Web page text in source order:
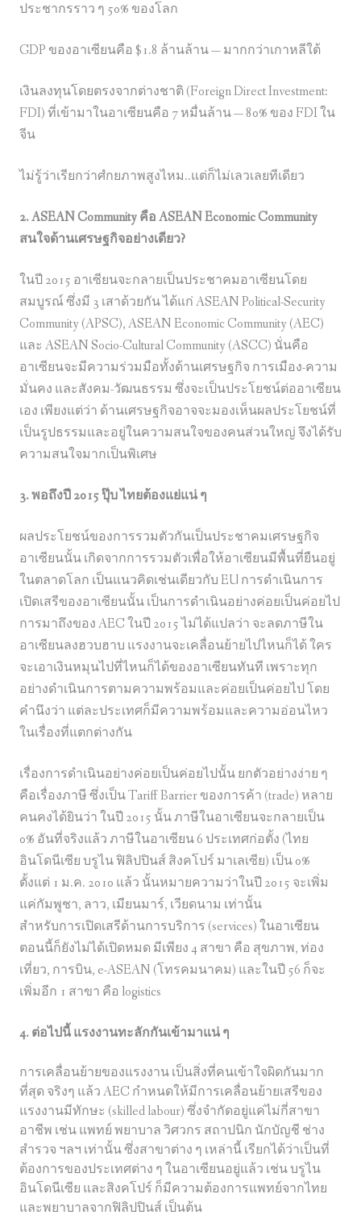
ประชากรราว ๆ 50% ของโลก
GDP ของอาเซียนคือ $1.8 ล้านล้าน — มากกว่าเกาหลีใต้
เงินลงทุนโดยตรงจากต่างชาติ (Foreign Direct Investment:
FDI) ที่เข้ามาในอาเซียนคือ 7 หมื่นล้าน — 80% ของ FDI ใน
จีน
ไม่รู้ว่าเรียกว่าศํกยภาพสูงไหม..แต่ก็ไม่เลวเลยทีเดียว
2. ASEAN Community คือ ASEAN Economic Community
สนใจด้านเศรษฐกิจอย่างเดียว?
ในปี 2015 อาเซียนจะกลายเป็นประชาคมอาเซียนโดย
สมบูรณ์ ซึ่งมี 3 เสาด้วยกัน ได้แก่ ASEAN Political-Security
Community (APSC), ASEAN Economic Community (AEC)
และ ASEAN Socio-Cultural Community (ASCC) นั่นคือ
อาเซียนจะมีความร่วมมือทั้งด้านเศรษฐกิจ การเมือง-ความ
มั่นคง และสังคม-วัฒนธรรม ซึ่งจะเป็นประโยชน์ต่ออาเซียน
เอง เพียงแต่ว่า ด้านเศรษฐกิจอาจจะมองเห็นผลประโยชน์ที่
เป็นรูปธรรมและอยู่ในความสนใจของคนส่วนใหญ่ จึงได้รับ
ความสนใจมากเป็นพิเศษ
3. พอถึงปี 2015 ปุ๊บ ไทยต้องแย่แน่ ๆ
ผลประโยชน์ของการรวมตัวกันเป็นประชาคมเศรษฐกิจ
อาเซียนนั้น เกิดจากการรวมตัวเพื่อให้อาเซียนมีพื้นที่ยืนอยู่
ในตลาดโลก เป็นแนวคิดเช่นเดียวกับ EU การดำเนินการ
เปิดเสรีของอาเซียนนั้นเป็นการดำเนินอย่างค่อยเป็นค่อยไป
การมาถึงของ AEC ในปี 2015 ไม่ได้แปลว่า จะลดภาษีใน
อาเซียนลงฮวบฮาบ แรงงานจะเคลื่อนย้ายไปไหนก็ได้ ใคร
จะเอาเงินหมุนไปที่ไหนก็ได้ของอาเซียนทันที เพราะทุก
อย่างดำเนินการตามความพร้อมและค่อยเป็นค่อยไป โดย
คำนึงว่า แต่ละประเทศก็มีความพร้อมและความอ่อนไหว
ในเรื่องที่แตกต่างกัน
เรื่องการดำเนินอย่างค่อยเป็นค่อยไปนั้น ยกตัวอย่างง่าย ๆ
คือเรื่องภาษี ซึ่งเป็น Tariff Barrier ของการค้า (trade) หลาย
คนคงได้ยินว่า ในปี 2015 นั้น ภาษีในอาเซียนจะกลายเป็น
0% อันที่จริงแล้ว ภาษีในอาเซียน 6 ประเทศก่อตั้ง (ไทย
อินโดนีเซีย บรูไน ฟิลิปปินส์ สิงคโปร์ มาเลเซีย) เป็น 0%
ตั้งแต่ 1 ม.ค. 2010 แล้ว นั้นหมายความว่าในปี 2015 จะเพิ่ม
แค่กัมพูชา, ลาว, เมียนมาร์, เวียดนาม เท่านั้น
สำหรับการเปิดเสรีด้านการบริการ (services) ในอาเซียน
ตอนนี้ก็ยังไม่ได้เปิดหมด มีเพียง 4 สาขา คือ สุขภาพ, ท่อง
เที่ยว, การบิน, e-ASEAN (โทรคมนาคม) และในปี 56 ก็จะ
เพิ่มอีก 1 สาขา คือ logistics
4. ต่อไปนี้ แรงงานทะลักกันเข้ามาแน่ ๆ
การเคลื่อนย้ายของแรงงาน เป็นสิ่งที่คนเข้าใจผิดกันมาก
ที่สุด จริงๆ แล้ว AEC กำหนดให้มีการเคลื่อนย้ายเสรีของ
แรงงานมีทักษะ (skilled labour) ซึ่งจำกัดอยู่แค่ไม่กี่สาขา
อาชีพ เช่น แพทย์ พยาบาล วิศวกร สถาปนิก นักบัญชี ช่าง
สำรวจ ฯลฯ เท่านั้น ซึ่งสาขาต่าง ๆ เหล่านี้ เรียกได้ว่าเป็นที่
ต้องการของประเทศต่าง ๆ ในอาเซียนอยู่แล้ว เช่น บรูไน
อินโดนีเซีย และสิงคโปร์ ก็มีความต้องการแพทย์จากไทย
และพยาบาลจากฟิลิปปินส์ เป็นต้น